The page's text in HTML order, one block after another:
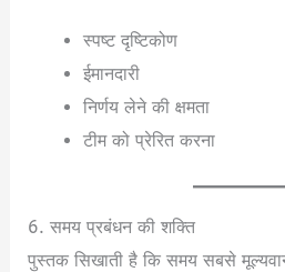
स्पष्ट दृष्टिकोण
ईमानदारी
निर्णय लेने की क्षमता
टीम को प्रेरित करना
6. समय प्रबंधन की शक्ति
पुस्तक सिखाती है कि समय सबसे